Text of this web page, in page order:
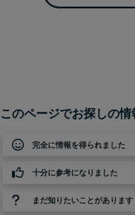
このページでお探しの
完全に情報を得られました
十分に参考になりました
まだ知りたいことがあります